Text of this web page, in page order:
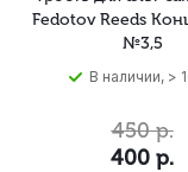
Fedotov Reeds
№3,5
В наличии, >
400 р.
450р.